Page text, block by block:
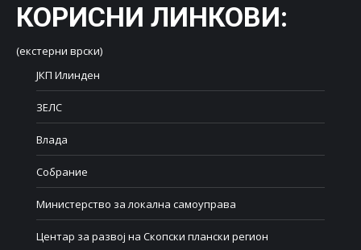
КОРИСНИ ЛИНКОВИ:
(екстерни врски)
ЈКП Илинден
ЗЕЛС
Влада
Собрание
Министерство за локална самоуправа
Центар за развој на Скопски плански регион